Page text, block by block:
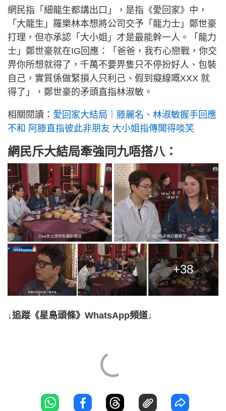
網民指「細龍生都講出口」，是指《愛回家》中，
「大龍生」羅樂林本想將公司交予「龍力士」鄭世豪
打理，但亦承認「大小姐」才是最能幹一人。「龍力
士」鄭世豪就在IG回應：「爸爸，我冇心戀戰，你交
畀你所想就得了，千萬不要畀隻只不停扮好人、包裝
自己，實質係做緊損人只利己、假到癡線嘅XXX 就
得了」，鄭世豪的矛頭直指林淑敏。
相關閱讀： 愛回家大結局｜滕麗名、林淑敏握手回應
不和 阿滕直指彼此非朋友 大小姐指傳聞得啖笑
網民斥大結局牽強同九唔搭八：
+38
↓追蹤《星島頭條》WhatsApp頻道↓